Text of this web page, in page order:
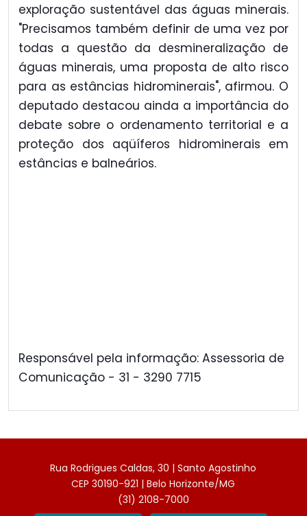
exploração sustentável das águas minerais.
"Precisamos também definir de uma vez por
todas a questão da desmineralização de
águas minerais, uma proposta de alto risco
para as estâncias hidrominerais", afirmou. O
deputado destacou ainda a importância do
debate sobre o ordenamento territorial e a
proteção dos aqüíferos hidrominerais em
estâncias e balneários.
Responsável pela informação: Assessoria de
Comunicação - 31 - 3290 7715
Rua Rodrigues Caldas, 30 | Santo Agostinho
CEP 30190-921 | Belo Horizonte/MG
(31) 2108-7000